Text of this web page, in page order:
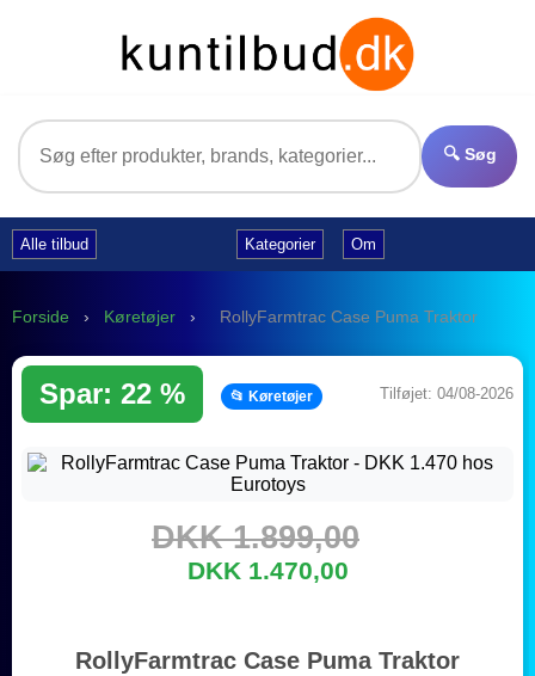
🔍 Søg
Alle tilbud Kategorier Om
Forside › Køretøjer › RollyFarmtrac Case Puma Traktor
Spar: 22 % 📂 Køretøjer Tilføjet: 04/08-2026
DKK 1.899,00
DKK 1.470,00
RollyFarmtrac Case Puma Traktor